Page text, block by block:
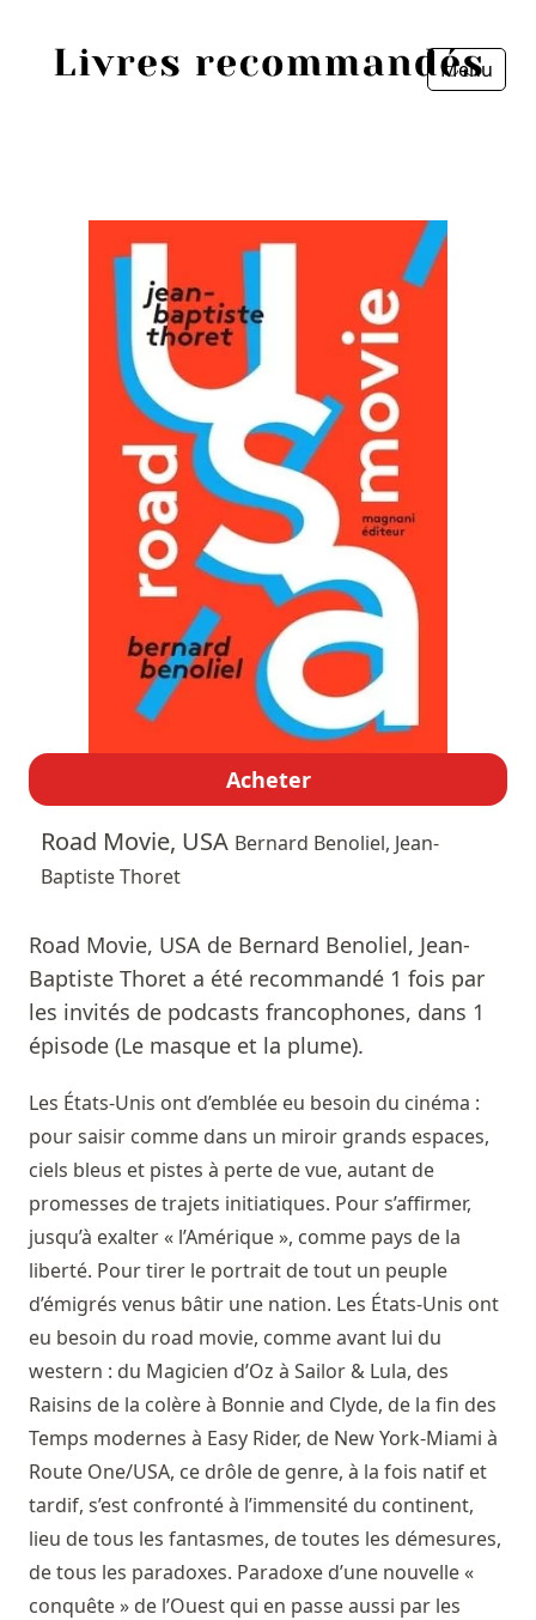
Menu
Acheter
Road Movie, USA Bernard Benoliel, Jean-
Baptiste Thoret
Road Movie, USA de Bernard Benoliel, Jean-
Baptiste Thoret a été recommandé 1 fois par
les invités de podcasts francophones, dans 1
épisode (Le masque et la plume).
Les États-Unis ont d’emblée eu besoin du cinéma :
pour saisir comme dans un miroir grands espaces,
ciels bleus et pistes à perte de vue, autant de
promesses de trajets initiatiques. Pour s’affirmer,
jusqu’à exalter « l’Amérique », comme pays de la
liberté. Pour tirer le portrait de tout un peuple
d’émigrés venus bâtir une nation. Les États-Unis ont
eu besoin du road movie, comme avant lui du
western : du Magicien d’Oz à Sailor & Lula, des
Raisins de la colère à Bonnie and Clyde, de la fin des
Temps modernes à Easy Rider, de New York-Miami à
Route One/USA, ce drôle de genre, à la fois natif et
tardif, s’est confronté à l’immensité du continent,
lieu de tous les fantasmes, de toutes les démesures,
de tous les paradoxes. Paradoxe d’une nouvelle «
conquête » de l’Ouest qui en passe aussi par les
Sources
Personnes
Livres les plus recommandés
Prix littéraires
Fermer